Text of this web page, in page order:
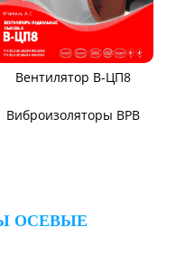
Вентилятор В-ЦП8
Виброизоляторы ВРВ